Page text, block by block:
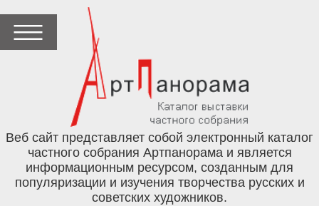
Веб сайт представляет собой электронный каталог
частного собрания Артпанорама и является
информационным ресурсом, созданным для
популяризации и изучения творчества русских и
советских художников.